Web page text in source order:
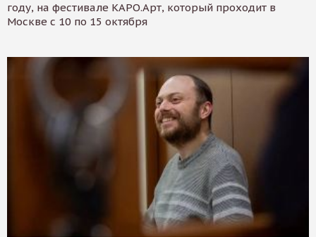
году, на фестивале КАРО.Арт, который проходит в
Москве с 10 по 15 октября